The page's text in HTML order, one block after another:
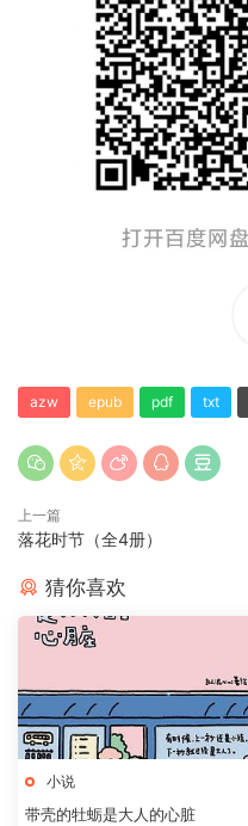
azw epub pdf txt
上一篇
落花时节（全4册）
猜你喜欢
小说
带壳的牡蛎是大人的心脏